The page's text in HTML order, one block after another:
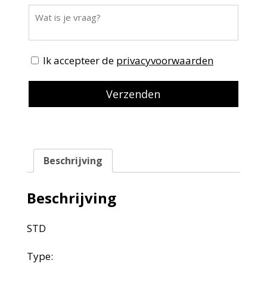
Ik accepteer de privacyvoorwaarden
Beschrijving
Beschrijving
STD
Type: